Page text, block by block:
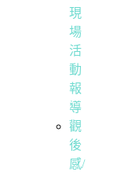
現
場
活
動
報
導
觀
後
感/